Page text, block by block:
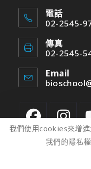
電話
02-2545-
傳真
02-2545-
Email
我們使用cookies來增
我們的隱私